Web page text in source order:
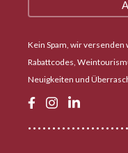
Kein Spam, wir
Rabattcodes,
Neuigkeiten und